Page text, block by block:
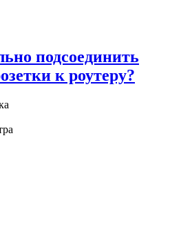
подсоединить
к роутеру?